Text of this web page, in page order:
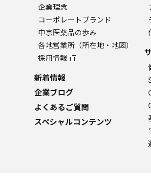
企業理念
コーポレートブランド
中京医薬品の歩み
各地営業所（所在地・地図）
採用情報
新着情報
企業ブログ
よくあるご質問
スペシャルコンテンツ